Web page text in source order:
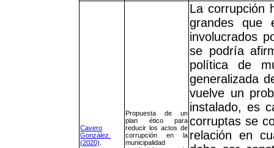
Cavero
González.
(2020)
Propuesta de un
plan ético para
reducir los actos de
corrupción en la
municipalidad
La corrupción
grandes que
involucrados
se podría
política de
generalizada
vuelve un
instalado, es
corruptas se
relación en